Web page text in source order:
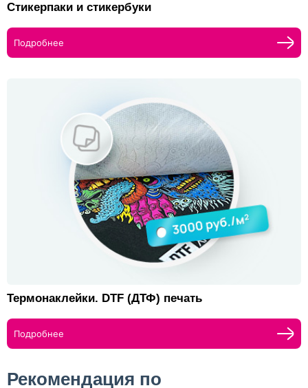
Стикерпаки и стикербуки
Подробнее
Термонаклейки. DTF (ДТФ) печать
Подробнее
Рекомендация по